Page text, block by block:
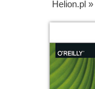
Helion.pl »